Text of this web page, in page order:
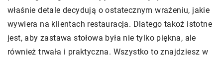
właśnie detale decydują o ostatecznym wrażeniu, jakie
wywiera na klientach restauracja. Dlatego takoż istotne
jest, aby zastawa stołowa była nie tylko piękna, ale
również trwała i praktyczna. Wszystko to znajdziesz w